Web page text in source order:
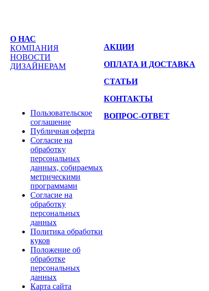
О НАС
КОМПАНИЯ
НОВОСТИ
ДИЗАЙНЕРАМ
Пользовательское
соглашение
Публичная оферта
Согласие на
обработку
персональных
данных, собираемых
метрическими
программами
Согласие на
обработку
персональных
данных
Политика обработки
куков
Положение об
обработке
персональных
данных
Карта сайта
АКЦИИ
ОПЛАТА И ДОСТАВКА
СТАТЬИ
КОНТАКТЫ
ВОПРОС-ОТВЕТ